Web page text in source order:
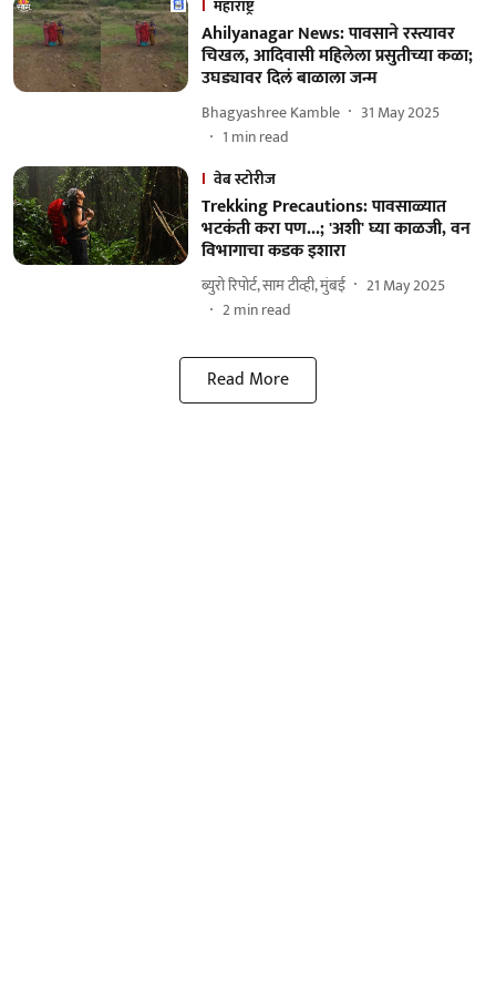
महाराष्ट्र
Ahilyanagar News: पावसाने रस्त्यावर
चिखल, आदिवासी महिलेला प्रसुतीच्या कळा;
उघड्यावर दिलं बाळाला जन्म
Bhagyashree Kamble
31 May 2025
1 min read
वेब स्टोरीज
Trekking Precautions: पावसाळ्यात
भटकंती करा पण...; 'अशी' घ्या काळजी, वन
विभागाचा कडक इशारा
ब्युरो रिपोर्ट, साम टीव्ही, मुंबई
21 May 2025
2min read
Read More